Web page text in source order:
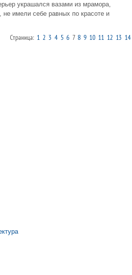
украшался вазами из мрамора,
имели себе равных по красоте и
Страница: 1 2 3 4 5 67 8 9 10 11 12 13 14